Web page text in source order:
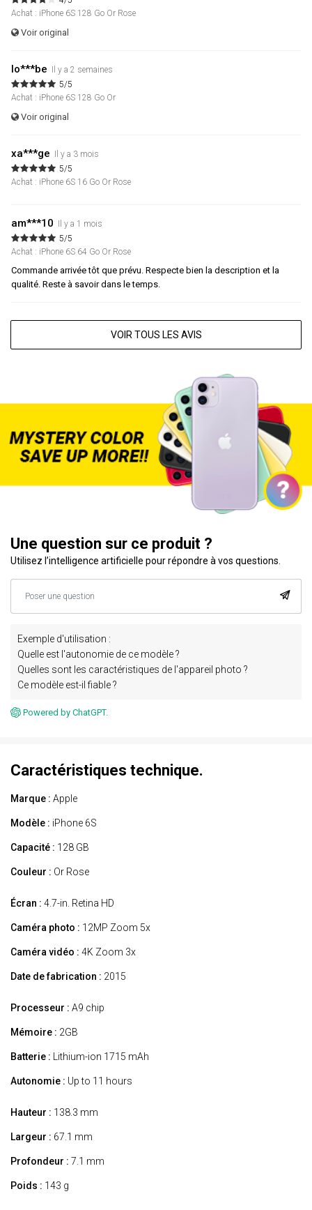
Achat : iPhone 6S 128 Go Or Rose
Voir original
lo***be
Il y a 2 semaines
5/5
Achat : iPhone 6S 128 Go Or
Voir original
xa***ge
Il y a 3 mois
5/5
Achat : iPhone 6S 16 Go Or Rose
am***10
Il y a 1 mois
5/5
Achat : iPhone 6S 64 Go Or Rose
Commande arrivée tôt que prévu. Respecte bien la description et la
qualité. Reste à savoir dans le temps.
VOIR TOUS LES AVIS
Une question sur ce produit ?
Utilisez l’intelligence artificielle pour répondre à vos questions.
Exemple d'utilisation :
Quelle est l'autonomie de ce modèle ?
Quelles sont les caractéristiques de l'appareil photo ?
Ce modèle est-il fiable ?
Powered by ChatGPT.
Caractéristiques technique.
Marque : Apple
Modèle : iPhone 6S
Capacité : 128 GB
Couleur : Or Rose
Écran : 4.7-in. Retina HD
Caméra photo : 12MP Zoom 5x
Caméra vidéo : 4K Zoom 3x
Date de fabrication : 2015
Processeur : A9 chip
Mémoire : 2GB
Batterie : Lithium-ion 1715 mAh
Autonomie : Up to 11 hours
Hauteur : 138.3 mm
Largeur : 67.1 mm
Profondeur : 7.1 mm
Poids : 143 g